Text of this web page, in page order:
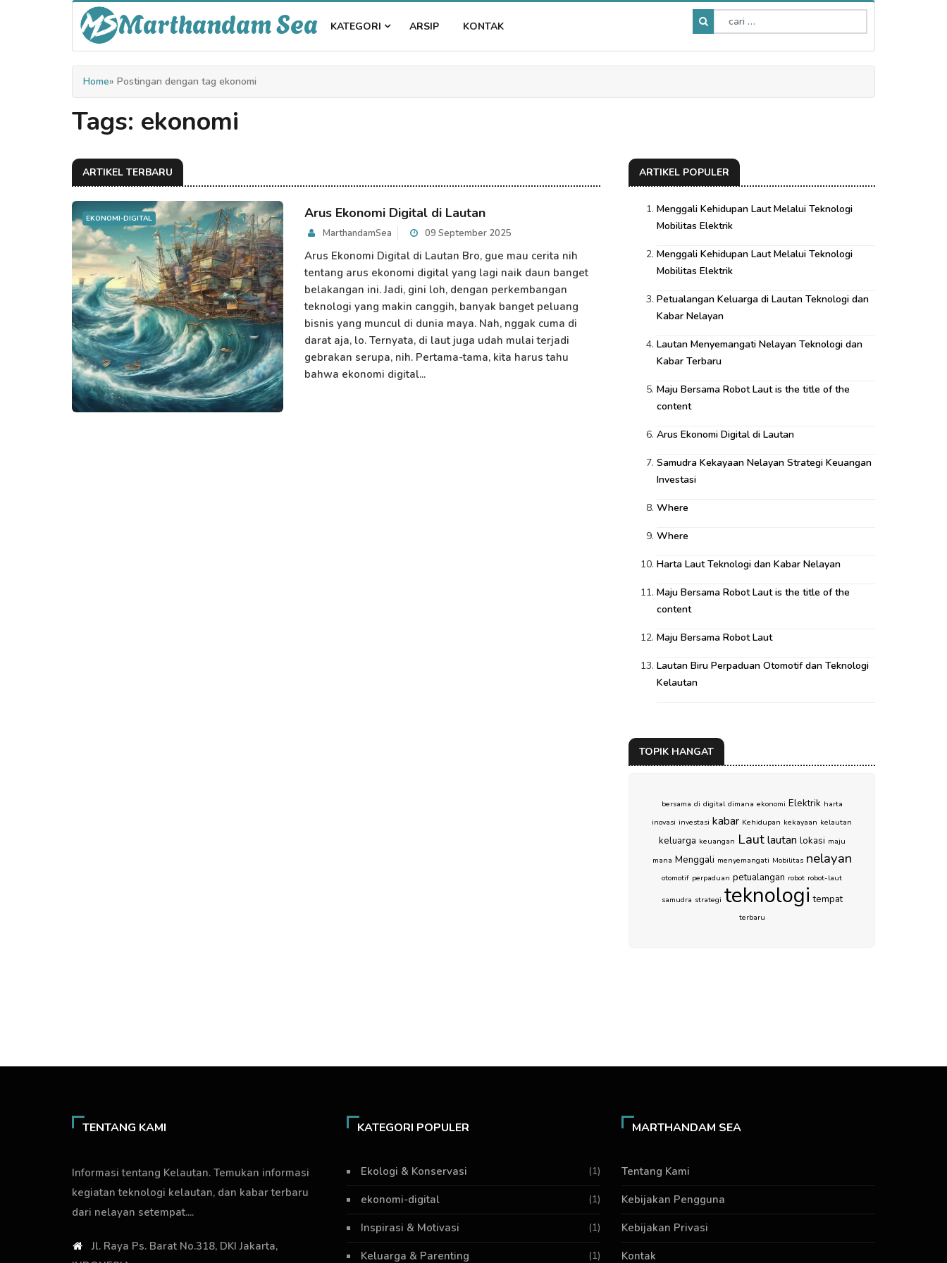
Marthandam Sea KATEGORI ARSIP KONTAK
Home» Postingan dengan tag ekonomi
Tags: ekonomi
ARTIKEL TERBARU
EKONOMI-DIGITAL Arus Ekonomi Digital di Lautan
MarthandamSea 09 September 2025
Arus Ekonomi Digital di Lautan Bro, gue mau cerita nih
tentang arus ekonomi digital yang lagi naik daun banget
belakangan ini. Jadi, gini loh, dengan perkembangan
teknologi yang makin canggih, banyak banget peluang
bisnis yang muncul di dunia maya. Nah, nggak cuma di
darat aja, lo. Ternyata, di laut juga udah mulai terjadi
gebrakan serupa, nih. Pertama-tama, kita harus tahu
bahwa ekonomi digital...
ARTIKEL POPULER
Menggali Kehidupan Laut Melalui Teknologi
Mobilitas Elektrik
Menggali Kehidupan Laut Melalui Teknologi
Mobilitas Elektrik
Petualangan Keluarga di Lautan Teknologi dan
Kabar Nelayan
Lautan Menyemangati Nelayan Teknologi dan
Kabar Terbaru
Maju Bersama Robot Laut is the title of the
content
Arus Ekonomi Digital di Lautan
Samudra Kekayaan Nelayan Strategi Keuangan
Investasi
Where
Where
Harta Laut Teknologi dan Kabar Nelayan
Maju Bersama Robot Laut is the title of the
content
Maju Bersama Robot Laut
Lautan Biru Perpaduan Otomotif dan Teknologi
Kelautan
TOPIK HANGAT
bersama di digital dimana ekonomi Elektrik harta
inovasi investasi kabar Kehidupan kekayaan kelautan
keluarga keuangan Laut lautan lokasi maju
mana Menggali menyemangati Mobilitas nelayan
otomotif perpaduan petualangan robot robot-laut
samudra strategi teknologi tempat
terbaru
TENTANG KAMI
Informasi tentang Kelautan. Temukan informasi
kegiatan teknologi kelautan, dan kabar terbaru
dari nelayan setempat....
Jl. Raya Ps. Barat No.318, DKI Jakarta,
KATEGORI POPULER
Ekologi & Konservasi (1)
ekonomi-digital (1)
Inspirasi & Motivasi (1)
Keluarga & Parenting (1)
MARTHANDAM SEA
Tentang Kami
Kebijakan Pengguna
Kebijakan Privasi
Kontak